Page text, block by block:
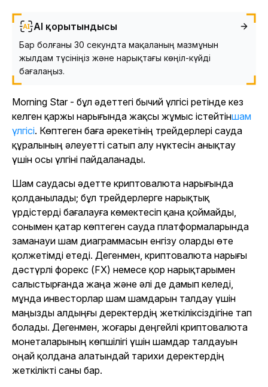
AI қорытындысы
Бар болғаны 30 секундта мақаланың мазмұнын
жылдам түсініңіз және нарықтағы көңіл-күйді
бағалаңыз.
Morning Star - бұл әдеттегі бычий үлгісі ретінде кез
келген қаржы нарығында жақсы жұмыс істейтіншам
үлгісі. Көптеген баға әрекетінің трейдерлері сауда
құралының әлеуетті сатып алу нүктесін анықтау
үшін осы үлгіні пайдаланады.
Шам саудасы әдетте криптовалюта нарығында
қолданылады; бұл трейдерлерге нарықтық
үрдістерді бағалауға көмектесіп қана қоймайды,
сонымен қатар көптеген сауда платформаларында
заманауи шам диаграммасын енгізу оларды өте
қолжетімді етеді. Дегенмен, криптовалюта нарығы
дәстүрлі форекс (FX) немесе қор нарықтарымен
салыстырғанда жаңа және әлі де дамып келеді,
мұнда инвесторлар шам шамдарын талдау үшін
маңызды алдыңғы деректердің жеткіліксіздігіне тап
болады. Дегенмен, жоғары деңгейлі криптовалюта
монеталарының көпшілігі үшін шамдар талдауын
оңай қолдана алатындай тарихи деректердің
жеткілікті саны бар.